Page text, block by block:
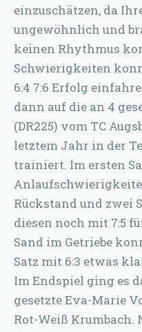
einzuschätzen, da
ungewöhnlich und
keinen Rhythmus
Schwierigkeiten
6:4 7:6 Erfolg
dann auf die an 4
(DR225) vom TC
letztem Jahr in der
trainiert. Im ersten
Rückstand und zwei
diesen noch mit 7:5
Sand im Getriebe
Satz mit 6:3 etwas
Im Endspiel ging es
gesetzte Eva-Marie
Rot-Weiß Krumbach.